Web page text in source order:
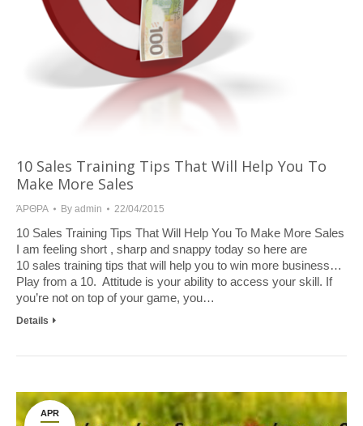
10 Sales Training Tips That Will Help You To
Make More Sales
ΆΡΘΡΑ By admin 22/04/2015
10 Sales Training Tips That Will Help You To Make More Sales
I am feeling short , sharp and snappy today so here are
10 sales training tips that will help you to win more business…
Play from a 10. Attitude is your ability to access your skill. If
you’re not on top of your game, you…
Details
APR